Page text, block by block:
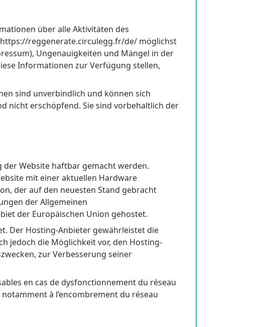
über alle Aktivitäten des
reggenerate.circulegg.fr/de/ möglichst
Ungenauigkeiten und Mängel in der
Informationen zur Verfügung stellen,
sind unverbindlich und können sich
nicht erschöpfend. Sie sind vorbehaltlich der
Website haftbar gemacht werden.
mit einer aktuellen Hardware
der auf den neuesten Stand gebracht
der Allgemeinen
der Europäischen Union gehostet.
Der Hosting-Anbieter gewährleistet die
jedoch die Möglichkeit vor, den Hosting-
zur Verbesserung seiner
en cas de dysfonctionnement du réseau
à l’encombrement du réseau